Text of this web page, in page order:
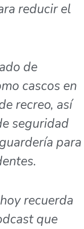
reducir el
de
cascos en
recreo, así
seguridad
para
recuerda
que